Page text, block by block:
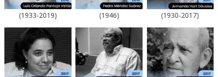
(1933-2019) (1946) (1930-2017)